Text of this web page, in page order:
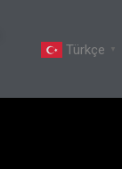
Türkçe
▼